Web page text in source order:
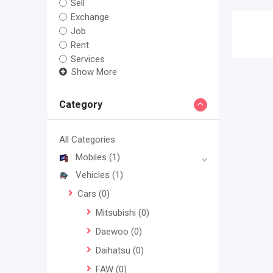
Sell
Exchange
Job
Rent
Services
Show More
Category
All Categories
Mobiles (1)
Vehicles (1)
Cars (0)
Mitsubishi (0)
Daewoo (0)
Daihatsu (0)
FAW (0)